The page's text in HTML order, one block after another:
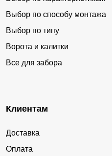
Выбор по способу монтажа
Выбор по типу
Ворота и калитки
Все для забора
Клиентам
Доставка
Оплата